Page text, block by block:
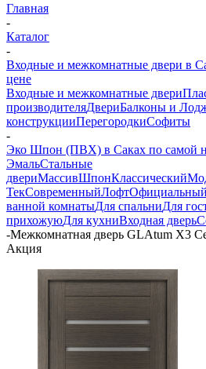
Главная
-
Каталог
-
Входные и межкомнатные двери в
цене
Входные и межкомнатные двери
производителяДвериБалконы и
конструкцииПерегородкиСофиты
-
Эко Шпон (ПВХ) в Саках по самой
ЭмальСтальные
двериМассивШпонКлассический
ТекСовременныйЛофтОфициальный
ванной комнатыДля спальниДля
прихожуюДля кухниВходная дверь
-Межкомнатная дверь GLAtum X3
Акция